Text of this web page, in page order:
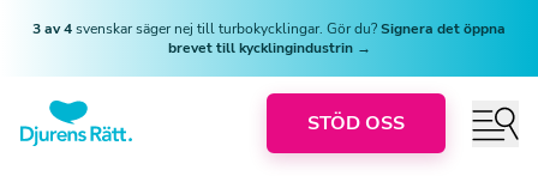
3 av 4svenskar säger nej till turbokycklingar. Gör du?Signera det öppna
brevet till kycklingindustrin →
STÖD OSS